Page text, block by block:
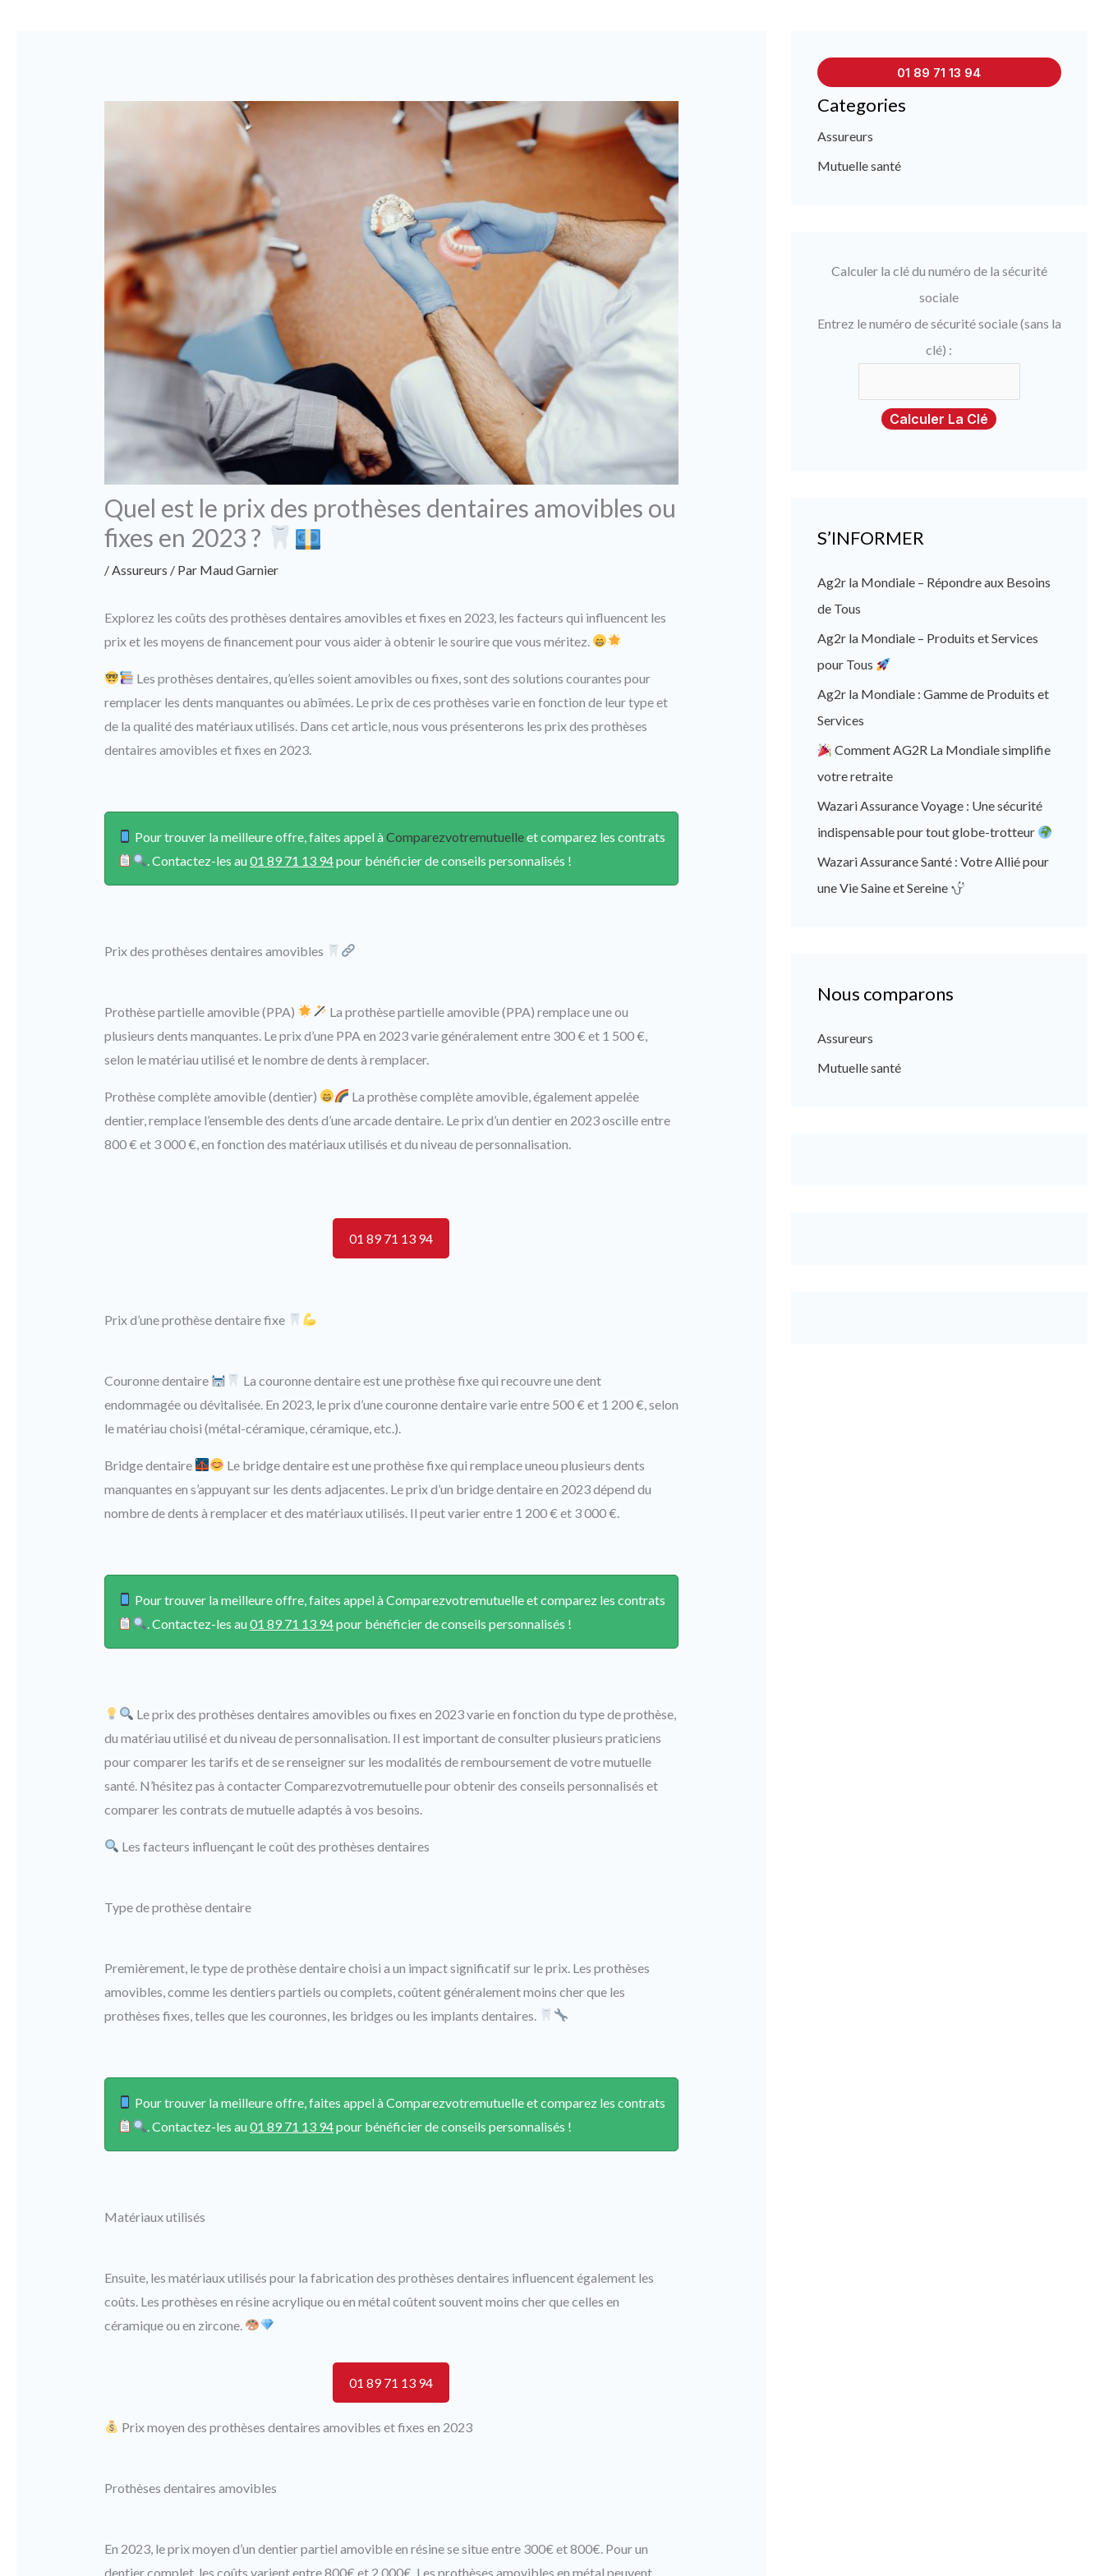
Quel est le prix des prothèses dentaires amovibles ou
fixes en 2023 ?
/ Assureurs / Par Maud Garnier
Explorez les coûts des prothèses dentaires amovibles et fixes en 2023, les facteurs qui influencent les
prix et les moyens de financement pour vous aider à obtenir le sourire que vous méritez.
Les prothèses dentaires, qu’elles soient amovibles ou fixes, sont des solutions courantes pour
remplacer les dents manquantes ou abîmées. Le prix de ces prothèses varie en fonction de leur type et
de la qualité des matériaux utilisés. Dans cet article, nous vous présenterons les prix des prothèses
dentaires amovibles et fixes en 2023.
Pour trouver la meilleure offre, faites appel àComparezvotremutuelleet comparez les contrats
. Contactez-les au01 89 71 13 94pour bénéficier de conseils personnalisés !
Prix des prothèses dentaires amovibles
Prothèse partielle amovible (PPA)
La prothèse partielle amovible (PPA) remplace une ou
plusieurs dents manquantes. Le prix d’une PPA en 2023 varie généralement entre 300 € et 1 500 €,
selon le matériau utilisé et le nombre de dents à remplacer.
Prothèse complète amovible (dentier)
La prothèse complète amovible, également appelée
dentier, remplace l’ensemble des dents d’une arcade dentaire. Le prix d’un dentier en 2023 oscille entre
800 € et 3 000 €, en fonction des matériaux utilisés et du niveau de personnalisation.
01 89 71 13 94
Prix d’une prothèse dentaire fixe
Couronne dentaire
La couronne dentaire est une prothèse fixe qui recouvre une dent
endommagée ou dévitalisée. En 2023, le prix d’une couronne dentaire varie entre 500 € et 1 200 €, selon
le matériau choisi (métal-céramique, céramique, etc.).
Bridge dentaire
Le bridge dentaire est une prothèse fixe qui remplace uneou plusieurs dents
manquantes en s’appuyant sur les dents adjacentes. Le prix d’un bridge dentaire en 2023 dépend du
nombre de dents à remplacer et des matériaux utilisés. Il peut varier entre 1 200 € et 3 000 €.
Pour trouver la meilleure offre, faites appel à Comparezvotremutuelle et comparez les contrats
. Contactez-les au01 89 71 13 94pour bénéficier de conseils personnalisés !
Le prix des prothèses dentaires amovibles ou fixes en 2023 varie en fonction du type de prothèse,
du matériau utilisé et du niveau de personnalisation. Il est important de consulter plusieurs praticiens
pour comparer les tarifs et de se renseigner sur les modalités de remboursement de votre mutuelle
santé. N’hésitez pas à contacter Comparezvotremutuelle pour obtenir des conseils personnalisés et
comparer les contrats de mutuelle adaptés à vos besoins.
Les facteurs influençant le coût des prothèses dentaires
Type de prothèse dentaire
Premièrement, le type de prothèse dentaire choisi a un impact significatif sur le prix. Les prothèses
amovibles, comme les dentiers partiels ou complets, coûtent généralement moins cher que les
prothèses fixes, telles que les couronnes, les bridges ou les implants dentaires.
Pour trouver la meilleure offre, faites appel à Comparezvotremutuelle et comparez les contrats
. Contactez-les au01 89 71 13 94pour bénéficier de conseils personnalisés !
Matériaux utilisés
Ensuite, les matériaux utilisés pour la fabrication des prothèses dentaires influencent également les
coûts. Les prothèses en résine acrylique ou en métal coûtent souvent moins cher que celles en
céramique ou en zircone.
01 89 71 13 94
Prix moyen des prothèses dentaires amovibles et fixes en 2023
Prothèses dentaires amovibles
En 2023, le prix moyen d’un dentier partiel amovible en résine se situe entre 300€ et 800€. Pour un
dentier complet, les coûts varient entre 800€ et 2 000€. Les prothèses amovibles en métal peuvent
01 89 71 13 94
Categories
Assureurs
Mutuelle santé
Calculer la clé du numéro de la sécurité
sociale
Entrez le numéro de sécurité sociale (sans la
clé) :
Calculer La Clé
S’INFORMER
Ag2r la Mondiale – Répondre aux Besoins
de Tous
Ag2r la Mondiale – Produits et Services
pour Tous
Ag2r la Mondiale : Gamme de Produits et
Services
Comment AG2R La Mondiale simplifie
votre retraite
Wazari Assurance Voyage : Une sécurité
indispensable pour tout globe-trotteur
Wazari Assurance Santé : Votre Allié pour
une Vie Saine et Sereine
Nous comparons
Assureurs
Mutuelle santé